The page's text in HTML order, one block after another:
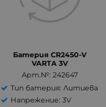
Батерия CR2450-V
VARTA 3V
Арт.№: 242647
Тип батерия: Литиева
Напрежение: 3V